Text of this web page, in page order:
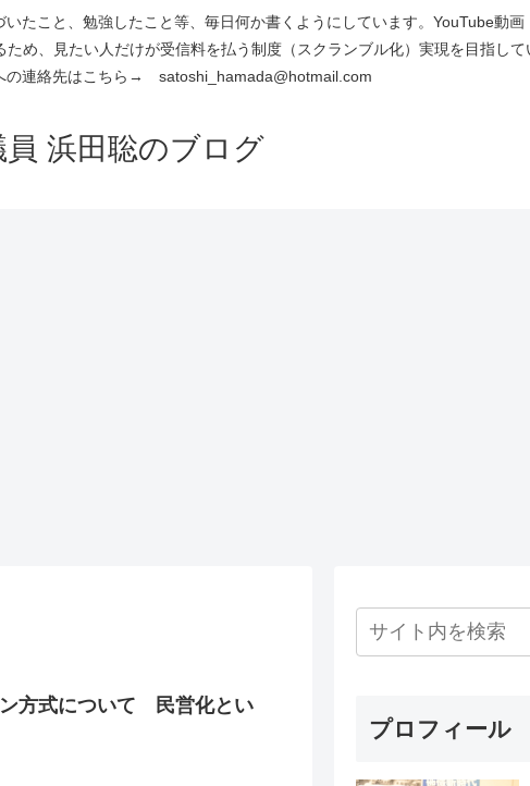
たこと、勉強したこと等、毎日何か書くようにしています。YouTube動
め、見たい人だけが受信料を払う制度（スクランブル化）実現を目指し
の連絡先はこちら→ satoshi_hamada@hotmail.com
浜田聡のブログ
方式について 民営化とい
プロフィール